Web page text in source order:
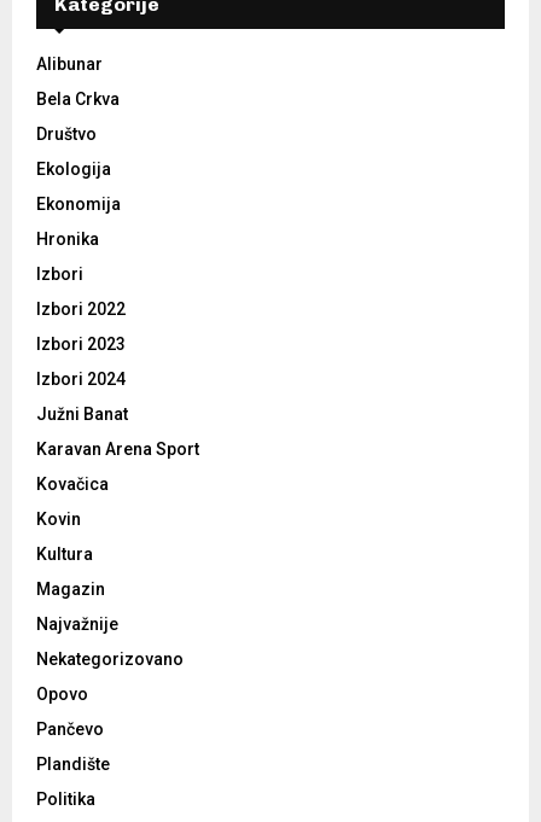
Alibunar
Bela Crkva
Društvo
Ekologija
Ekonomija
Hronika
Izbori
Izbori 2022
Izbori 2023
Izbori 2024
Južni Banat
Karavan Arena Sport
Kovačica
Kovin
Kultura
Magazin
Najvažnije
Nekategorizovano
Opovo
Pančevo
Plandište
Politika